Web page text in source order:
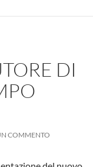
DI
COMMENTO